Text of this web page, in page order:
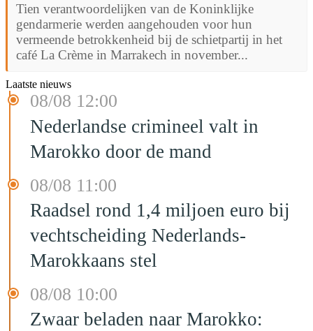
Tien verantwoordelijken van de Koninklijke
gendarmerie werden aangehouden voor hun
vermeende betrokkenheid bij de schietpartij in het
café La Crème in Marrakech in november...
Laatste nieuws
08/08 12:00
Nederlandse crimineel valt in
Marokko door de mand
08/08 11:00
Raadsel rond 1,4 miljoen euro bij
vechtscheiding Nederlands-
Marokkaans stel
08/08 10:00
Zwaar beladen naar Marokko: